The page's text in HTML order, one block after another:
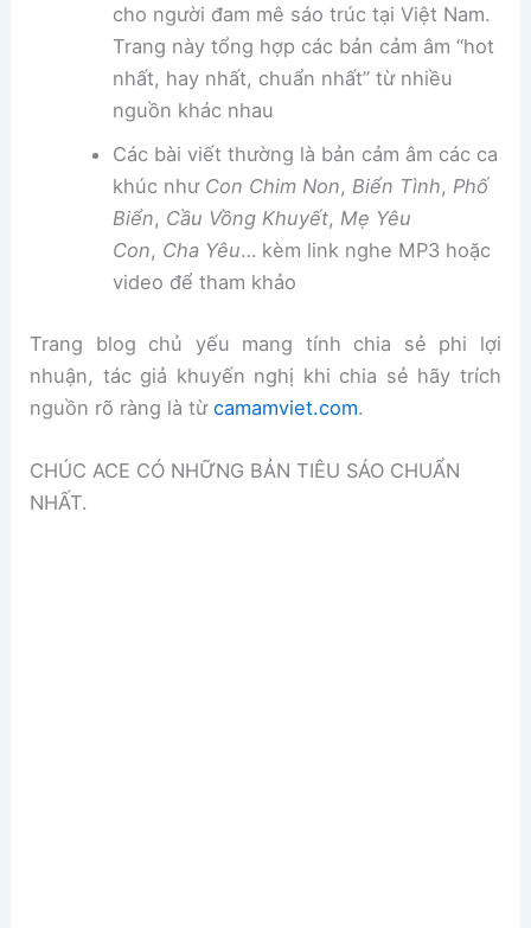
cho người đam mê sáo trúc tại Việt Nam.
Trang này tổng hợp các bản cảm âm “hot
nhất, hay nhất, chuẩn nhất” từ nhiều
nguồn khác nhau
Các bài viết thường là bản cảm âm các ca
khúc như Con Chim Non, Biển Tình, Phố
Biển, Cầu Vồng Khuyết, Mẹ Yêu
Con, Cha Yêu… kèm link nghe MP3 hoặc
video để tham khảo
Trang blog chủ yếu mang tính chia sẻ phi lợi
nhuận, tác giả khuyến nghị khi chia sẻ hãy trích
nguồn rõ ràng là từcamamviet.com.
CHÚC ACE CÓ NHỮNG BẢN TIÊU SÁO CHUẨN
NHẤT.